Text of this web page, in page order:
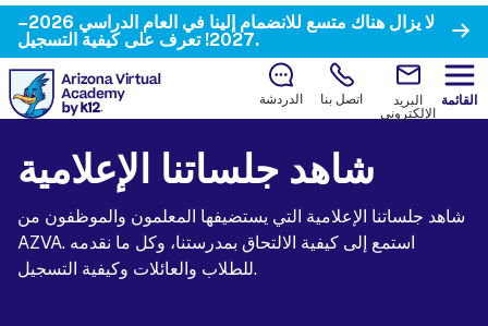
لا يزال هناك متسع للانضمام إلينا في العام الدراسي 2026–
2027!تعرف على كيفية التسجيل.
الدردشة اتصل بنا
البريد
الإلكتروني
القائمة
شاهد جلساتنا الإعلامية
شاهد جلساتنا الإعلامية التي يستضيفها المعلمون والموظفون من
AZVA. استمع إلى كيفية الالتحاق بمدرستنا، وكل ما نقدمه
للطلاب والعائلات وكيفية التسجيل.